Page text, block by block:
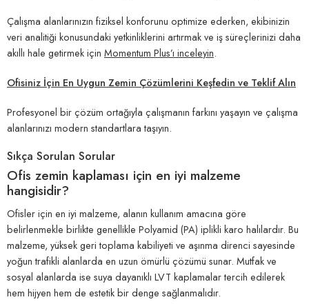
Çalışma alanlarınızın fiziksel konforunu optimize ederken, ekibinizin
veri analitiği konusundaki yetkinliklerini artırmak ve iş süreçlerinizi daha
akıllı hale getirmek için Momentum Plus’ı inceleyin.
Ofisiniz İçin En Uygun Zemin Çözümlerini Keşfedin ve Teklif Alın
Profesyonel bir çözüm ortağıyla çalışmanın farkını yaşayın ve çalışma
alanlarınızı modern standartlara taşıyın.
Sıkça Sorulan Sorular
Ofis zemin kaplaması için en iyi malzeme
hangisidir?
Ofisler için en iyi malzeme, alanın kullanım amacına göre
belirlenmekle birlikte genellikle Polyamid (PA) iplikli karo halılardır. Bu
malzeme, yüksek geri toplama kabiliyeti ve aşınma direnci sayesinde
yoğun trafikli alanlarda en uzun ömürlü çözümü sunar. Mutfak ve
sosyal alanlarda ise suya dayanıklı LVT kaplamalar tercih edilerek
hem hijyen hem de estetik bir denge sağlanmalıdır.